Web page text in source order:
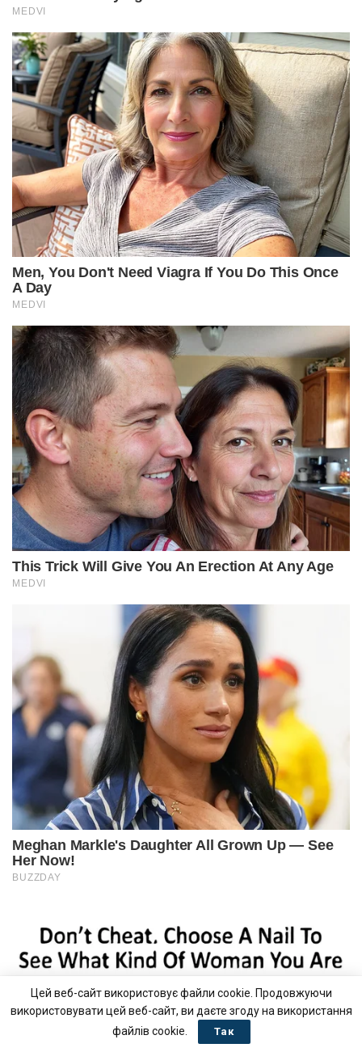
Цей веб-сайт використовує файли cookie. Продовжуючи
використовувати цей веб-сайт, ви даєте згоду на використання
файлів cookie.
Так